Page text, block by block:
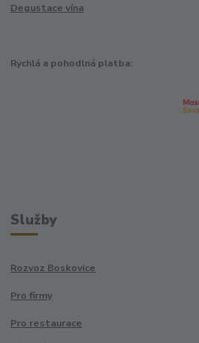
Degustace vína
Rychlá a pohodlná platba:
Služby
Rozvoz Boskovice
Pro firmy
Pro restaurace